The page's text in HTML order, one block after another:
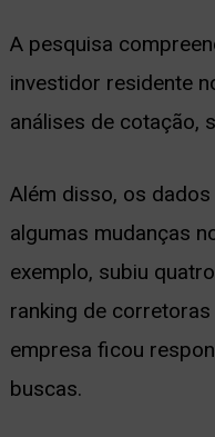
A pesquisa
investidor residente
análises de cotação,
Além disso, os
algumas mudanças
exemplo, subiu
ranking de
empresa ficou
buscas.